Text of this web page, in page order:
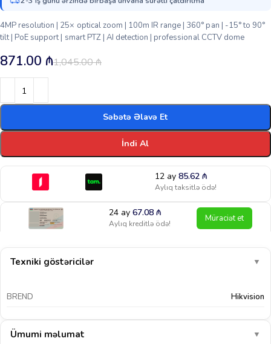
4MP resolution | 25× optical zoom | 100m IR range | 360° pan | -15° to 90°
tilt | PoE support | smart PTZ | AI detection | professional CCTV dome
1,045.00₼
871.00 ₼
Səbətə Əlavə Et
İndi Al
12 ay 85.62 ₼
Aylıq taksitlə ödə!
24 ay67.08₼
Aylıq kreditlə ödə! Müraciət et
Texniki göstəricilər ▼
BREND Hikvision
Ümumi məlumat ▼